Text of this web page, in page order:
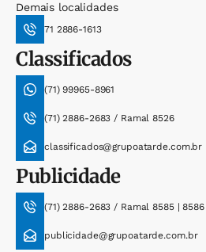
Demais localidades
71 2886-1613
Classificados
(71) 99965-8961
(71) 2886-2683 / Ramal 8526
classificados@grupoatarde.com.br
Publicidade
(71) 2886-2683 / Ramal 8585 | 8586
publicidade@grupoatarde.com.br